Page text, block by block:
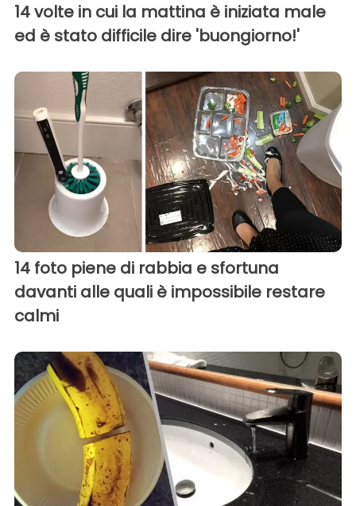
14 volte in cui la mattina è iniziata male
ed è stato difficile dire 'buongiorno!'
14 foto piene di rabbia e sfortuna
davanti alle quali è impossibile restare
calmi